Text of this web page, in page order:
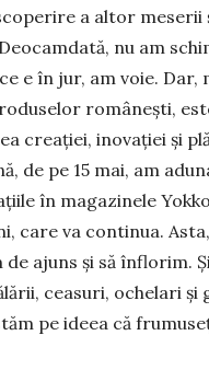
a altor meserii
nu am
e în jur, am voie. Dar,
românești,
creației, inovației și
de pe 15 mai, am
în magazinele
care va continua.
de ajuns și să înflorim.
ceasuri, oche­lari și
pe ideea că